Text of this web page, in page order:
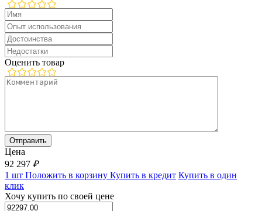
Оценить товар
Цена
92 297 ₽
1 шт Положить в корзину Купить в кредит Купить в один
клик
Хочу купить по своей цене